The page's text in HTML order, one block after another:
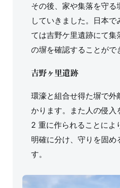
その後、家や集落を守る
していきました。日本で
ては吉野ケ里遺跡にて集
の塀を確認することがで
吉野ヶ里遺跡
環濠と組合せ得た塀で外
かります。また人の侵入
2 重に作られることによ
明確に分け、守りを固め
す。